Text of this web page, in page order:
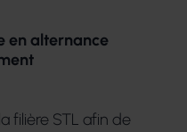
en alternance
filière STL afin de